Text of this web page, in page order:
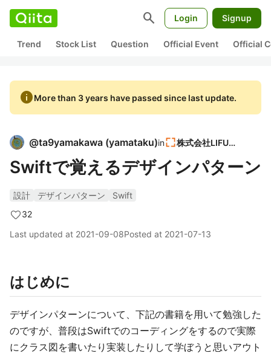
search Login Signup
Trend Stock List Question Official Event Official
infoMore than 3 years have passed since last update.
@ta9yamakawa (yamataku)in 株式会社LIFULL
Swiftで覚えるデザインパターン
設計 デザインパターン
Swift
32
Last updated at 2021-09-08Posted at 2021-07-13
はじめに
デザインパターンについて、下記の書籍を用いて勉強した
のですが、普段はSwiftでのコーディングをするので実際
にクラス図を書いたり実装したりして学ぼうと思いアウト